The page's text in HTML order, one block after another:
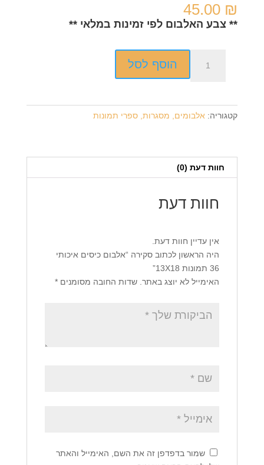
45.00 ₪
** צבע האלבום לפי זמינות במלאי **
הוסף לסל
קטגוריה: אלבומים, מסגרות, ספרי תמונות
חוות דעת (0)
חוות דעת
אין עדיין חוות דעת.
היה הראשון לכתוב סקירה “אלבום כיסים איכותי
36 תמונות 13X18”
האימייל לא יוצג באתר. שדות החובה מסומנים *
שמור בדפדפן זה את השם, האימייל והאתר